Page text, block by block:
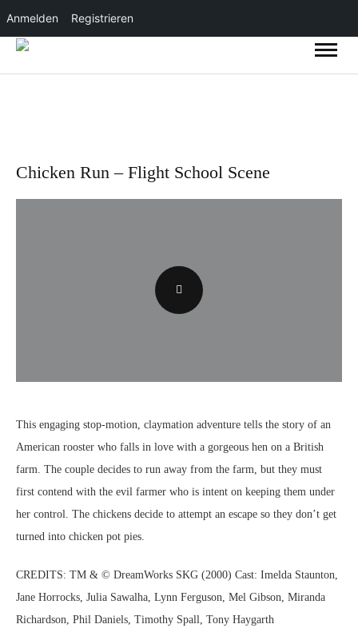
Anmelden Registrieren
Chicken Run – Flight School Scene
This engaging stop-motion, claymation adventure tells the story of an
American rooster who falls in love with a gorgeous hen on a British
farm. The couple decides to run away from the farm, but they must
first contend with the evil farmer who is intent on keeping them under
her control. The chickens decide to attempt an escape so they don’t get
turned into chicken pot pies.
CREDITS: TM & © DreamWorks SKG (2000) Cast: Imelda Staunton,
Jane Horrocks, Julia Sawalha, Lynn Ferguson, Mel Gibson, Miranda
Richardson, Phil Daniels, Timothy Spall, Tony Haygarth